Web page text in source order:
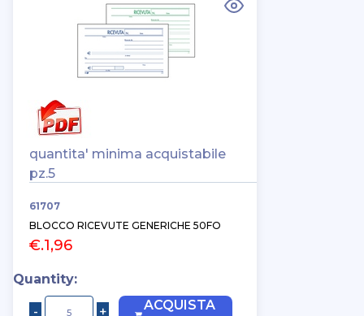
quantita' minima acquistabile
pz.5
61707
BLOCCO RICEVUTE GENERICHE 50FO
€.1,96
Quantity:
ACQUISTA